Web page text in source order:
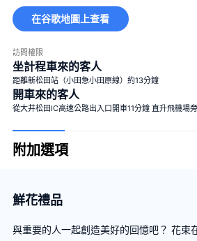
在谷歌地圖上查看
訪問權限
坐計程車來的客人
距離新松田站（小田急小田原線）約13分鐘
開車來的客人
從大井松田IC高速公路出入口開車11分鐘 直升飛機場
附加選項
鮮花禮品
與重要的人一起創造美好的回憶吧？ 花束